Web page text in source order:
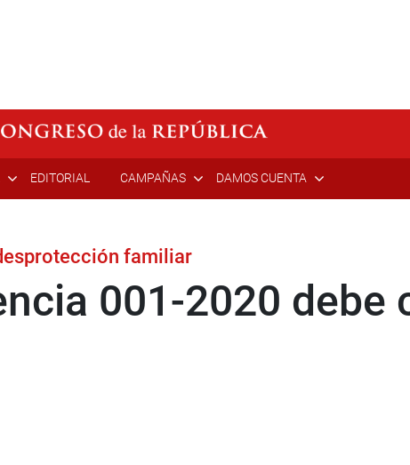
EDITORIAL CAMPAÑAS DAMOS CUENTA
familiar
001-2020 debe